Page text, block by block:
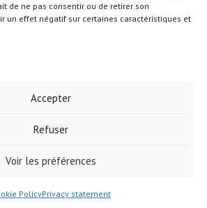
de ne pas consentir ou de retirer son
un effet négatif sur certaines caractéristiques et
Accepter
Refuser
Voir les préférences
PolicyPrivacy statement
Copyright © 2026